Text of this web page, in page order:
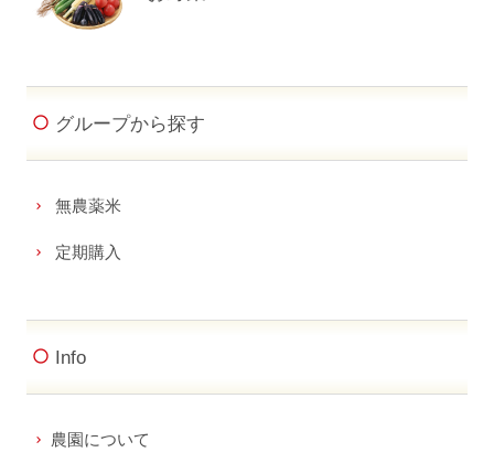
グループから探す
無農薬米
定期購入
Info
農園について